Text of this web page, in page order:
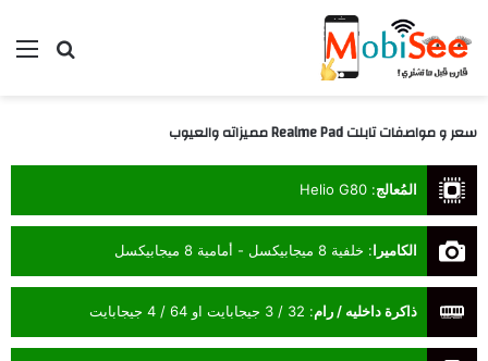
بحث
سعر و مواصفات تابلت Realme Pad مميزاته والعيوب
المُعالج:
Helio G80
الكاميرا: خلفية 8 ميجابيكسل - أمامية 8 ميجابيكسل
ذاكرة داخليه / رام: 32 / 3 جيجابايت او 64 / 4 جيجابايت